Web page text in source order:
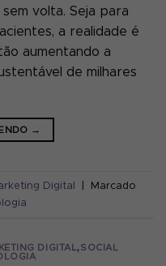
volta. Seja para
a realidade é
aumentando a
de milhares
→
Digital
Marcado
DIGITAL,SOCIAL